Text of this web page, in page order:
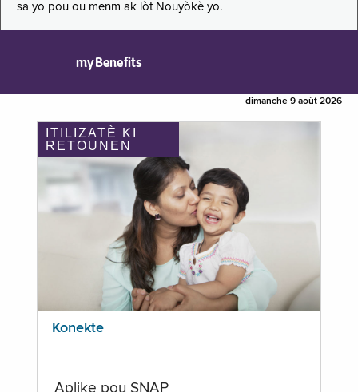
sa yo pou ou menm ak lòt Nouyòkè yo.
myBenefits
dimanche 9 août 2026
ITILIZATÈ KI
RETOUNEN
Konekte
Aplike pou SNAP